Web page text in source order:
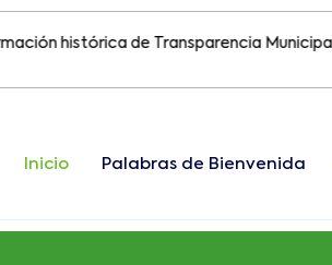
histórica de Transparencia Municipal
Inicio Palabras de Bienvenida